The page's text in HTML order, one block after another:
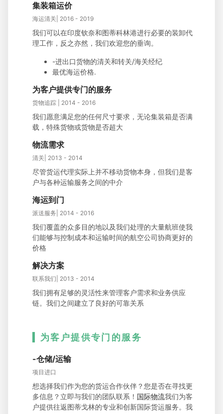
集装箱运价
海运清关| 2016 - 2019
我们可以在印度钦奈和图蒂科林港进行必要的装卸代
理工作，反之亦然，我们欢迎您的垂询。
-进出口货物的清关和转关/海关经纪
最优海运价格.
为客户提供专门的服务
货物追踪 | 2014 - 2016
我们愿意满足您的任何尺寸要求，无论集装箱是否满
载，特殊货物或货物是否超大
物流需求
清关| 2013 - 2014
尽管货运代理实际上并不移动货物本身，但我们是客
户与各种运输服务之间的中介
海运到门
派送服务| 2014 - 2016
我们覆盖的众多目的地以及我们处理的大量航班使我
们能够与控制成本和运输时间的航空公司协商更好的
价格
解决方案
联系我们| 2013 - 2014
我们拥有足够的灵活性来管理客户需求和业务供应
链。我们之间建立了良好的可靠关系
为客户提供专门的服务
-仓储/运输
项目进口
想选择我们作为您的货运合作伙伴？您是否在寻找更
多信息？立即与我们的团队联系！ 国际物流我们为客
户提供往返图蒂戈林的专业和创新国际货运服务。我